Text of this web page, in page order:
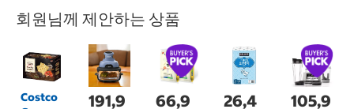
회원님께 제안하는 상품
Costco
191,9 66,9 26,4 105,9